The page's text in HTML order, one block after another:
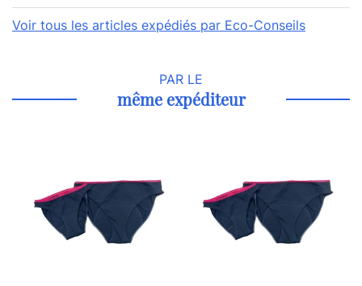
Voir tous les articles expédiés par Eco-Conseils
PAR LE
même expéditeur